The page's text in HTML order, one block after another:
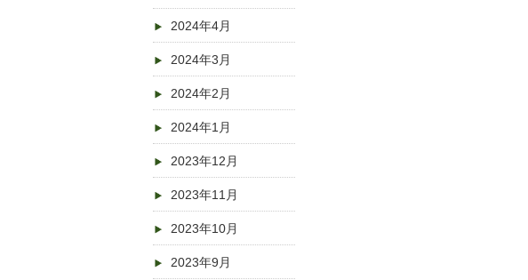
2024年4月
2024年3月
2024年2月
2024年1月
2023年12月
2023年11月
2023年10月
2023年9月